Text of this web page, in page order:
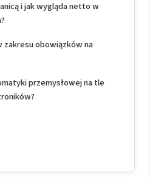
i jak wygląda netto w
zakresu obowiązków na
przemysłowej na tle